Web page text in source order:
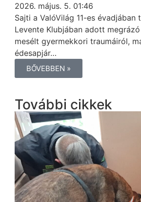
2026. május. 5. 01:46
Sajti a ValóVilág 11-es évadjában
Levente Klubjában adott
mesélt gyermekkori traumáiról,
édesapjár…
BŐVEBBEN »
További cikkek